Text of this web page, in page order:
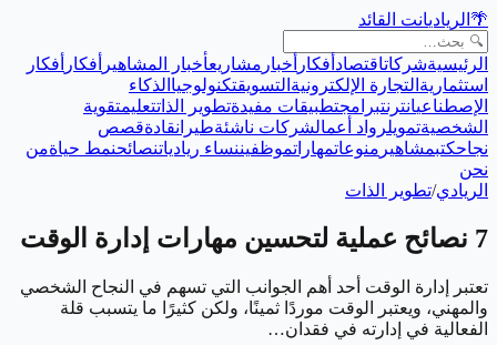
🌴 الرياديانت القائد
الرئيسيةشركاتاقتصاد أفكار أخبار مشاريعأخبار المشاهير أفكار أفكار
استثمارية التجارة الإلكترونية التسويقتكنولوجيا الذكاء
الإصطناعيانترنتبرامجتطبيقات مفيدةتطوير الذاتتعليمتقوية
الشخصيةتمويلرواد أعمالشركات ناشئةطيرانقادةقصص
نجاحكتبمشاهير منوعاتمهاراتموظفيننساء ريادياتنصائحنمط حياةمن
نحن
الريادي/تطوير الذات
7 نصائح عملية لتحسين مهارات إدارة الوقت
تعتبر إدارة الوقت أحد أهم الجوانب التي تسهم في النجاح الشخصي
والمهني، ويعتبر الوقت موردًا ثمينًا، ولكن كثيرًا ما يتسبب قلة
الفعالية في إدارته في فقدان…